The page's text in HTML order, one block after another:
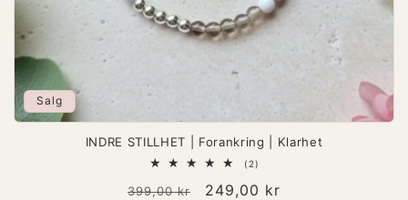
Salg
INDRE STILLHET | Forankring | Klarhet
(2)
omtaler
Vanlig
399,00 kr Salgspris
249,00 kr